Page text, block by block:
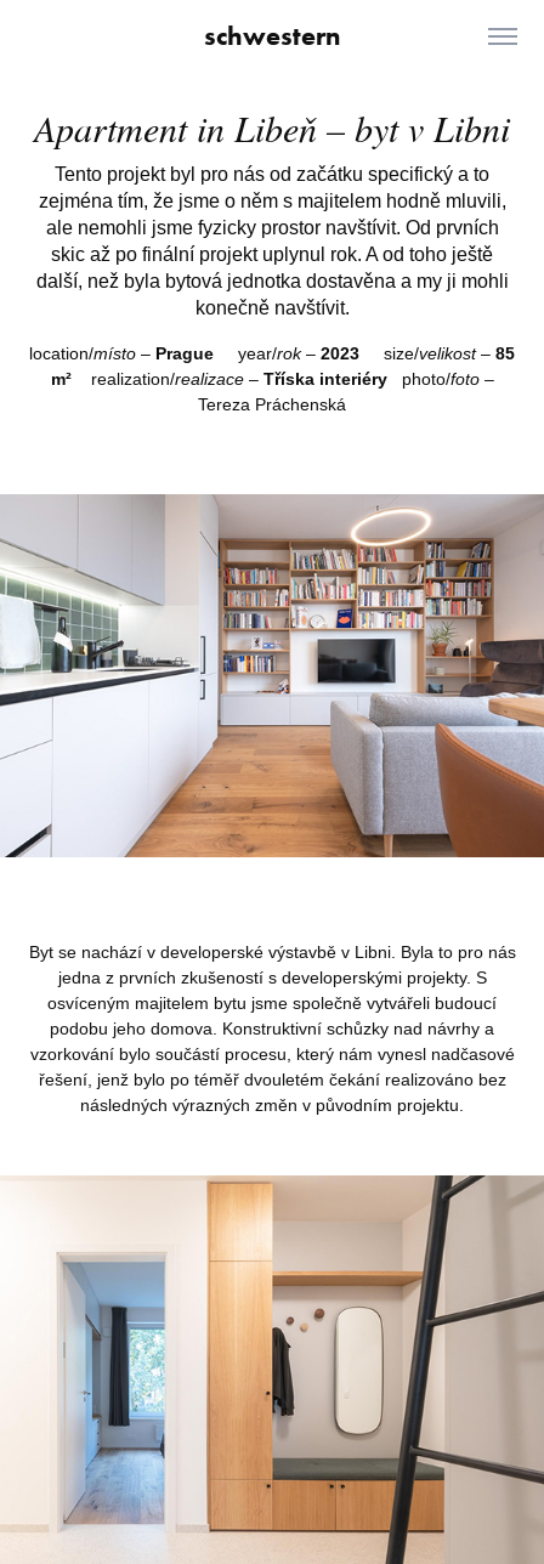
schwestern
Apartment in Libeň – byt v Libni
Tento projekt byl pro nás od začátku specifický a to
zejména tím, že jsme o něm s majitelem hodně mluvili,
ale nemohli jsme fyzicky prostor navštívit. Od prvních
skic až po finální projekt uplynul rok. A od toho ještě
další, než byla bytová jednotka dostavěna a my ji mohli
konečně navštívit.
location/místo – Prague year/rok– 2023 size/velikost– 85
m² realization/realizace – Tříska interiéry photo/foto–
Tereza Práchenská
Byt se nachází v developerské výstavbě v Libni. Byla to pro nás
jedna z prvních zkušeností s developerskými projekty. S
osvíceným majitelem bytu jsme společně vytvářeli budoucí
podobu jeho domova. Konstruktivní schůzky nad návrhy a
vzorkování bylo součástí procesu, který nám vynesl nadčasové
řešení, jenž bylo po téměř dvouletém čekání realizováno bez
následných výrazných změn v původním projektu.